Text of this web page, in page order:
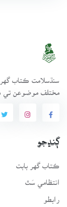
مختلف موضوعن تي
ڳنڍجو
ڪتاب گهر بابت
انتظامي سَٿ
رابطو